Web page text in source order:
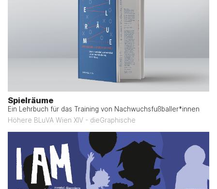
Spielräume
Ein Lehrbuch für das Training von Nachwuchsfußballer*innen
Höhere BLuVA Wien XIV - dieGraphische